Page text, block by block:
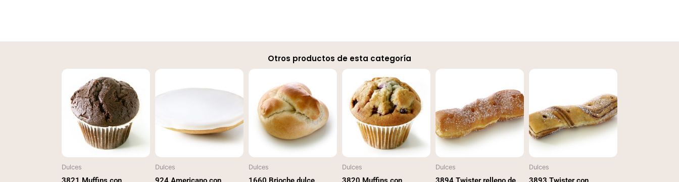
Otros productos de esta categoría
Dulces Dulces Dulces Dulces Dulces Dulces